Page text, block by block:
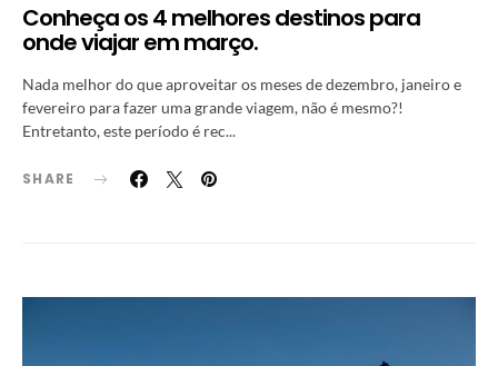
Conheça os 4 melhores destinos para
onde viajar em março.
Nada melhor do que aproveitar os meses de dezembro, janeiro e
fevereiro para fazer uma grande viagem, não é mesmo?!
Entretanto, este período é rec...
SHARE